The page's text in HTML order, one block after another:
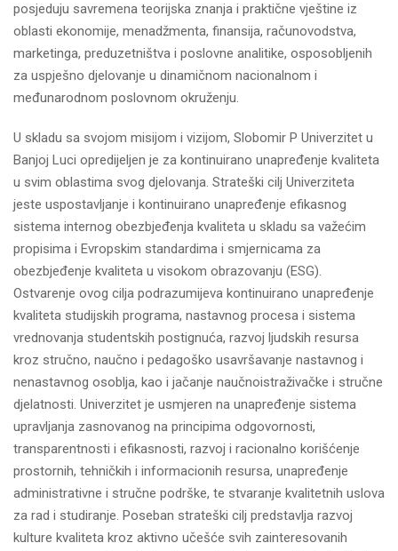
posjeduju savremena teorijska znanja i praktične vještine iz
oblasti ekonomije, menadžmenta, finansija, računovodstva,
marketinga, preduzetništva i poslovne analitike, osposobljenih
za uspješno djelovanje u dinamičnom nacionalnom i
međunarodnom poslovnom okruženju.
U skladu sa svojom misijom i vizijom, Slobomir P Univerzitet u
Banjoj Luci opredijeljen je za kontinuirano unapređenje kvaliteta
u svim oblastima svog djelovanja. Strateški cilj Univerziteta
jeste uspostavljanje i kontinuirano unapređenje efikasnog
sistema internog obezbjeđenja kvaliteta u skladu sa važećim
propisima i Evropskim standardima i smjernicama za
obezbjeđenje kvaliteta u visokom obrazovanju (ESG).
Ostvarenje ovog cilja podrazumijeva kontinuirano unapređenje
kvaliteta studijskih programa, nastavnog procesa i sistema
vrednovanja studentskih postignuća, razvoj ljudskih resursa
kroz stručno, naučno i pedagoško usavršavanje nastavnog i
nenastavnog osoblja, kao i jačanje naučnoistraživačke i stručne
djelatnosti. Univerzitet je usmjeren na unapređenje sistema
upravljanja zasnovanog na principima odgovornosti,
transparentnosti i efikasnosti, razvoj i racionalno korišćenje
prostornih, tehničkih i informacionih resursa, unapređenje
administrativne i stručne podrške, te stvaranje kvalitetnih uslova
za rad i studiranje. Poseban strateški cilj predstavlja razvoj
kulture kvaliteta kroz aktivno učešće svih zainteresovanih